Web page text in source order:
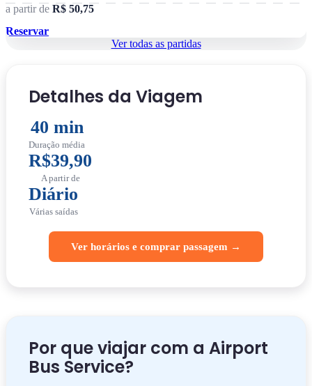
a partir de R$ 50,75
Reservar
Ver todas as partidas
Detalhes da Viagem
40 min
Duração média
R$39,90
A partir de
Diário
Várias saídas
Ver horários e comprar passagem →
Por que viajar com a Airport
Bus Service?